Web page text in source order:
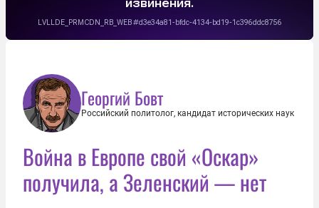
Георгий Бовт
Российский политолог, кандидат исторических наук
Война в Европе свой «Оскар»
получила, а Зеленский — нет